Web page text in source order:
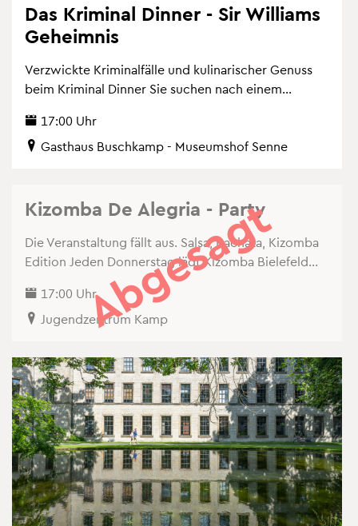
Das Kri­mi­nal Din­ner - Sir Wil­liams
Ge­heim­nis
Ver­zwick­te Kri­mi­nal­fäl­le und ku­li­na­ri­scher Ge­nuss
beim Kri­mi­nal Din­ner Sie su­chen nach einem...
17:00 Uhr
Gast­haus Busch­kamp - Mu­se­ums­hof Senne
Ab­ge­sagt
Ki­zom­ba De Ale­gria - Party
Die Ver­an­stal­tung fällt aus. Salsa, Bach­ata, Ki­zom­ba
Edi­ti­on Jeden Don­ners­tag lädt Ki­zom­ba Bie­le­feld...
17:00 Uhr
Ju­gend­zen­trum Kamp